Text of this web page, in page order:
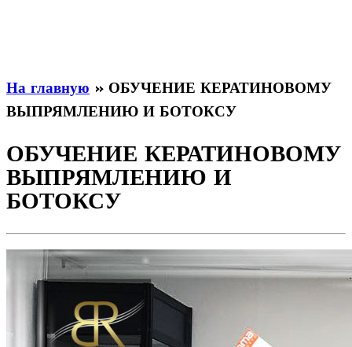
На главную » ОБУЧЕНИЕ КЕРАТИНОВОМУ
ВЫПРЯМЛЕНИЮ И БОТОКСУ
ОБУЧЕНИЕ КЕРАТИНОВОМУ
ВЫПРЯМЛЕНИЮ И
БОТОКСУ